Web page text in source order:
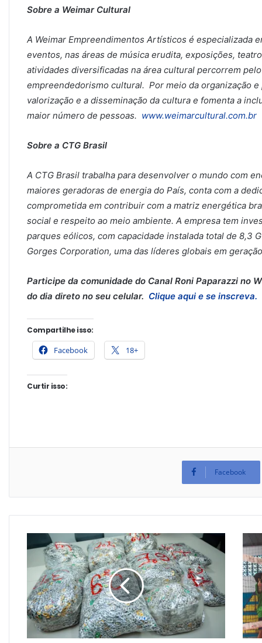
Sobre a Weimar Cultural
A Weimar Empreendimentos Artísticos é especializada
eventos, nas áreas de música erudita, exposições,
atividades diversificadas na área cultural percorrem
empreendedorismo cultural. Por meio da organização
valorização e a disseminação da cultura e fomenta a
maior número de pessoas. www.weimarcultural.com.br
Sobre a CTG Brasil
A CTG Brasil trabalha para desenvolver o mundo com
maiores geradoras de energia do País, conta com a
comprometida em contribuir com a matriz energética
social e respeito ao meio ambiente. A empresa tem
parques eólicos, com capacidade instalada total de 8,3
Gorges Corporation, uma das líderes globais em
Participe da comunidade do Canal Roni Paparazzi no
do dia direto no seu celular. Clique aqui e se inscreva.
Compartilhe isso:
Facebook 18+
Curtir isso:
Facebook